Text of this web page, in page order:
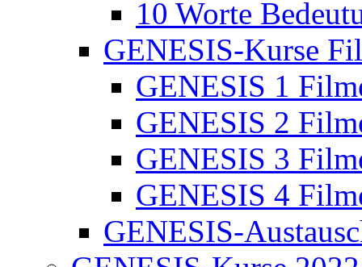
10 Worte
GENESIS-Kurse
GENESIS 1
GENESIS 2
GENESIS 3
GENESIS 4
GENESIS-